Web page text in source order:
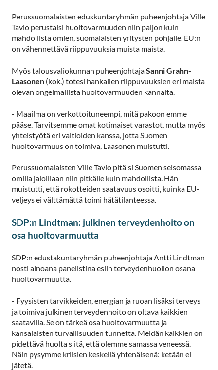
Perussuomalaisten eduskuntaryhmän puheenjohtaja Ville
Tavio perustaisi huoltovarmuuden niin paljon kuin
mahdollista omien, suomalaisten yritysten pohjalle. EU:n
on vähennettävä riippuvuuksia muista maista.
Myös talousvaliokunnan puheenjohtajaSanni Grahn-
Laasonen (kok.) totesi hankalien riippuvuuksien eri maista
olevan ongelmallista huoltovarmuuden kannalta.
- Maailma on verkottoituneempi, mitä pakoon emme
pääse. Tarvitsemme omat kotimaiset varastot, mutta myös
yhteistyötä eri valtioiden kanssa, jotta Suomen
huoltovarmuus on toimiva, Laasonen muistutti.
Perussuomalaisten Ville Tavio pitäisi Suomen seisomassa
omilla jaloillaan niin pitkälle kuin mahdollista. Hän
muistutti, että rokotteiden saatavuus osoitti, kuinka EU-
veljeys ei välttämättä toimi hätätilanteessa.
SDP:n Lindtman: julkinen terveydenhoito on
osa huoltovarmuutta
SDP:n edustakuntaryhmän puheenjohtaja Antti Lindtman
nosti ainoana panelistina esiin terveydenhuollon osana
huoltovarmuutta.
- Fyysisten tarvikkeiden, energian ja ruoan lisäksi terveys
ja toimiva julkinen terveydenhoito on oltava kaikkien
saatavilla. Se on tärkeä osa huoltovarmuutta ja
kansalaisten turvallisuuden tunnetta. Meidän kaikkien on
pidettävä huolta siitä, että olemme samassa veneessä.
Näin pysymme kriisien keskellä yhtenäisenä: ketään ei
jätetä.